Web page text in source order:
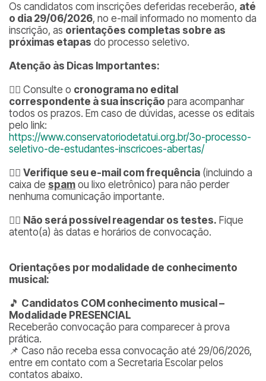
Os candidatos com inscrições deferidas receberão, até
o dia 29/06/2026, no e-mail informado no momento da
inscrição, as orientações completas sobre as
próximas etapas do processo seletivo.
Atenção às Dicas Importantes:
👉🏽 Consulte o cronograma no edital
correspondente à sua inscrição para acompanhar
todos os prazos. Em caso de dúvidas, acesse os editais
pelo link:
https://www.conservatoriodetatui.org.br/3o-processo-
seletivo-de-estudantes-inscricoes-abertas/
👉🏽 Verifique seu e-mail com frequência (incluindo a
caixa de spam ou lixo eletrônico) para não perder
nenhuma comunicação importante.
👉🏽 Não será possível reagendar os testes. Fique
atento(a) às datas e horários de convocação.
Orientações por modalidade de conhecimento
musical:
🎵 Candidatos COM conhecimento musical –
Modalidade PRESENCIAL
Receberão convocação para comparecer à prova
prática.
📌 Caso não receba essa convocação até 29/06/2026,
entre em contato com a Secretaria Escolar pelos
contatos abaixo.